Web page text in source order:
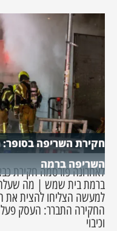
חקירת השריפה בסופר:
השריפה ברמה
לאחרונה פורסמה חקירת
ברמת בית שמש | מה
למעשה הצליחו להצית
החקירה התברר: העסק פעל
וכיבוי